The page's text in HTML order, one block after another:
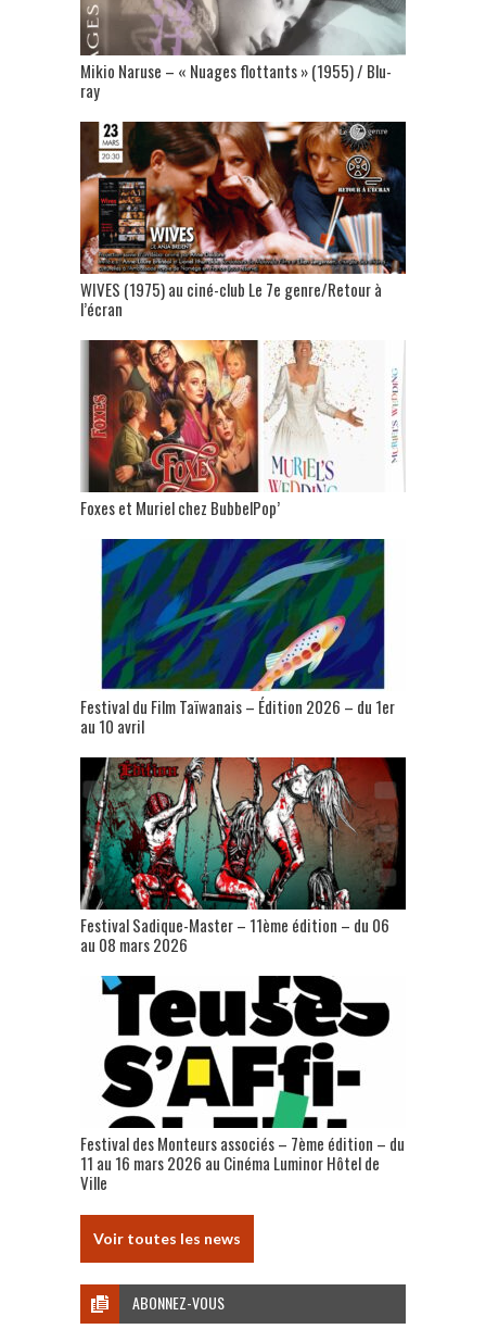
Mikio Naruse – « Nuages flottants » (1955) / Blu-
ray
WIVES (1975) au ciné-club Le 7e genre/Retour à
l’écran
Foxes et Muriel chez BubbelPop’
Festival du Film Taïwanais – Édition 2026 – du 1er
au 10 avril
Festival Sadique-Master – 11ème édition – du 06
au 08 mars 2026
Festival des Monteurs associés – 7ème édition – du
11 au 16 mars 2026 au Cinéma Luminor Hôtel de
Ville
Voir toutes les news
ABONNEZ-VOUS